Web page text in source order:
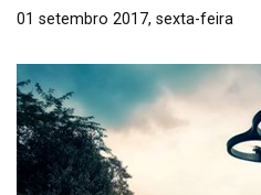
01 setembro 2017, sexta-feira